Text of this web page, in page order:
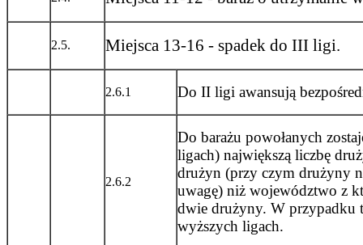
2.5. Miejsca 13-16 - spadek do III ligi.
2.6.1 Do II ligi awansują
2.6.2
Do barażu powołanych
ligach) największą liczbę
drużyn (przy czym drużyny
uwagę) niż województwo z
dwie drużyny. W przypadku
wyższych ligach.